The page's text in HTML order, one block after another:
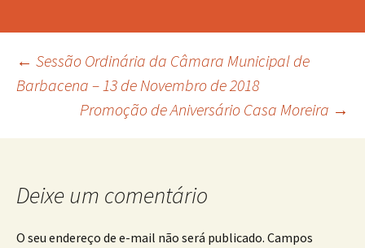
Navegação
← Sessão Ordinária da Câmara Municipal de
Barbacena – 13 de Novembro de 2018
Promoção de Aniversário Casa Moreira →
Deixe um comentário
O seu endereço de e-mail não será publicado. Campos